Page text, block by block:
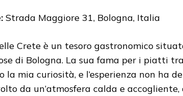
Strada Maggiore 31, Bologna, Italia
Crete è un tesoro gastronomico
di Bologna. La sua fama per i piatti
la mia curiosità, e l’esperienza non ha
da un’atmosfera calda e accogliente,